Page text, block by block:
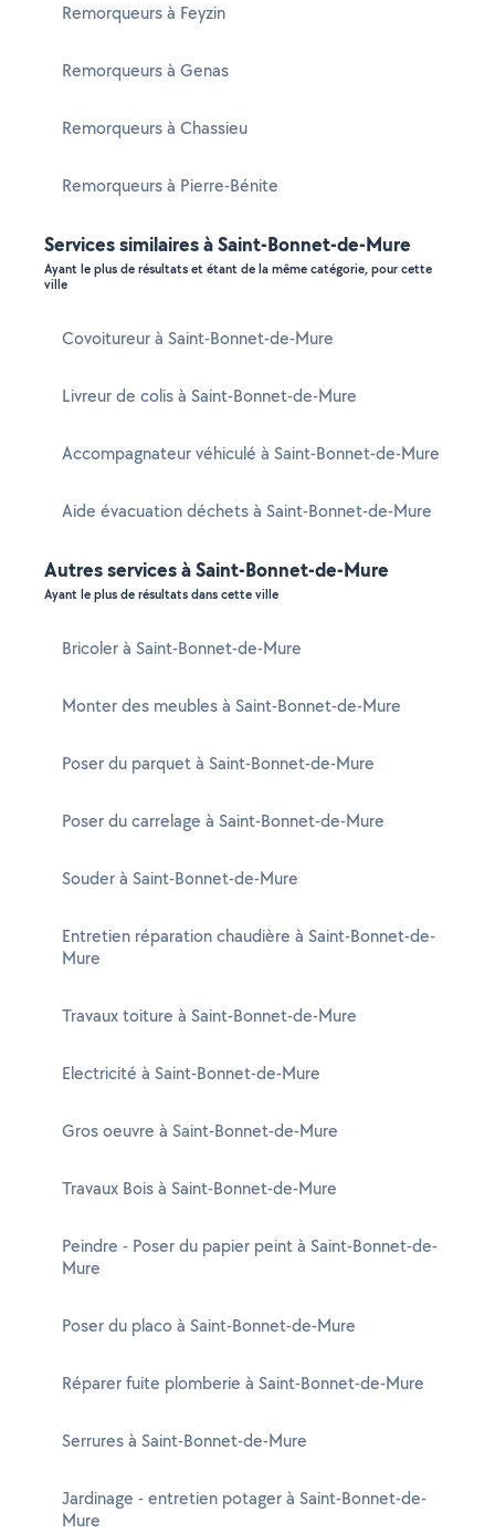
Remorqueurs à Feyzin
Remorqueurs à Genas
Remorqueurs à Chassieu
Remorqueurs à Pierre-Bénite
Services similaires à Saint-Bonnet-de-Mure
Ayant le plus de résultats et étant de la même catégorie, pour cette
ville
Covoitureur à Saint-Bonnet-de-Mure
Livreur de colis à Saint-Bonnet-de-Mure
Accompagnateur véhiculé à Saint-Bonnet-de-Mure
Aide évacuation déchets à Saint-Bonnet-de-Mure
Autres services à Saint-Bonnet-de-Mure
Ayant le plus de résultats dans cette ville
Bricoler à Saint-Bonnet-de-Mure
Monter des meubles à Saint-Bonnet-de-Mure
Poser du parquet à Saint-Bonnet-de-Mure
Poser du carrelage à Saint-Bonnet-de-Mure
Souder à Saint-Bonnet-de-Mure
Entretien réparation chaudière à Saint-Bonnet-de-
Mure
Travaux toiture à Saint-Bonnet-de-Mure
Electricité à Saint-Bonnet-de-Mure
Gros oeuvre à Saint-Bonnet-de-Mure
Travaux Bois à Saint-Bonnet-de-Mure
Peindre - Poser du papier peint à Saint-Bonnet-de-
Mure
Poser du placo à Saint-Bonnet-de-Mure
Réparer fuite plomberie à Saint-Bonnet-de-Mure
Serrures à Saint-Bonnet-de-Mure
Jardinage - entretien potager à Saint-Bonnet-de-
Mure